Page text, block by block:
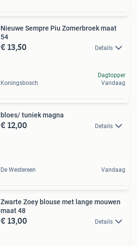
Nieuwe Sempre Piu Zomerbroek maat
54
€ 13,50 Details
Koningsbosch
Dagtopper
Vandaag
bloes/ tuniek magna
€ 12,00 Details
De Westereen Vandaag
Zwarte Zoey blouse met lange mouwen
maat 48
€ 13,00 Details